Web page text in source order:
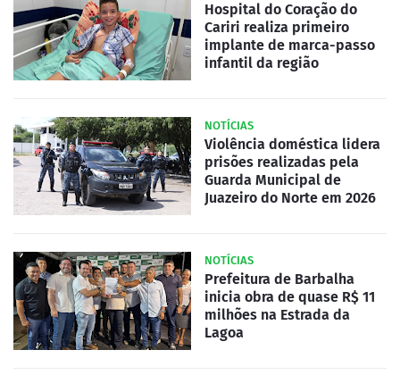
Hospital do Coração do
Cariri realiza primeiro
implante de marca-passo
infantil da região
NOTÍCIAS
Violência doméstica lidera
prisões realizadas pela
Guarda Municipal de
Juazeiro do Norte em 2026
NOTÍCIAS
Prefeitura de Barbalha
inicia obra de quase R$ 11
milhões na Estrada da
Lagoa